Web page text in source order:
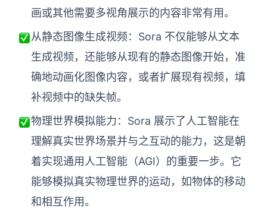
画或其他需要多视角展示的内容非常有用。
从静态图像生成视频：Sora 不仅能够从文本
生成视频，还能够从现有的静态图像开始，准
确地动画化图像内容，或者扩展现有视频，填
补视频中的缺失帧。
物理世界模拟能力：Sora 展示了人工智能在
理解真实世界场景并与之互动的能力，这是朝
着实现通用人工智能（AGI）的重要一步。它
能够模拟真实物理世界的运动，如物体的移动
和相互作用。